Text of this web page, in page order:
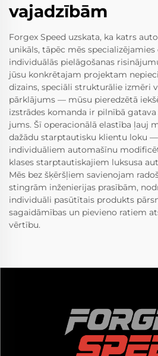
vajadzībām
Forgex Speed uzskata, ka katrs
unikāls, tāpēc mēs
individuālās pielāgošanas
jūsu konkrētajam projektam
dizains, speciāli strukturālie izmēri
pārklājums — mūsu pieredzētā
izstrādes komanda ir pilnībā
jums. Šī operacionālā elastība ļauj
dažādu starptautisku klientu loku
individuāliem automašīnu
klases starptautiskajiem luksusa
Mēs bez šķēršļiem savienojam
stingrām inženierijas prasībām,
individuāli pasūtītais produkts
sagaidāmības un pievieno ratiem
vērtību.